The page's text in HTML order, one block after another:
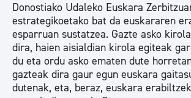
Donostiako Udaleko Euskara
estrategikoetako bat da euskararen
esparruan sustatzea. Gazte asko
dira, haien aisialdian kirola egiteak
du eta ordu asko ematen dute
gazteak dira gaur egun euskara
dutenak, eta, beraz, euskara